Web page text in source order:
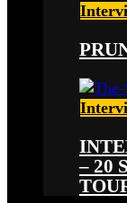
– 20